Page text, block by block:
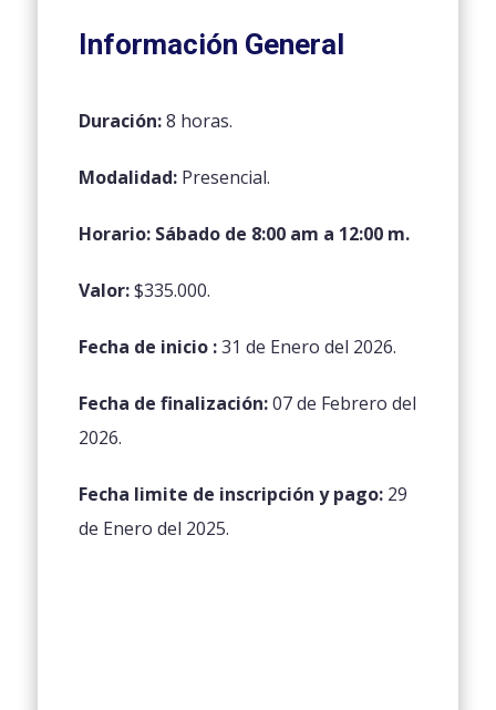
Información General
Duración:8 horas.
Modalidad:Presencial.
Horario: Sábado de 8:00 am a 12:00 m.
Valor:$335.000.
Fecha de inicio :31 de Enero del 2026.
Fecha de finalización:07 de Febrero del
2026.
Fecha limite de inscripción y pago:29
de Enero del 2025.